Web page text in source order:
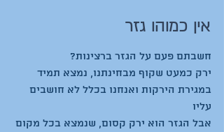
אין כמוהו גזר
חשבתם פעם על הגזר ברצינות?
ירק כמעט שקוף מבחינתנו, נמצא תמיד
במגירת הירקות ואנחנו בכלל לא חושבים
עליו
אבל הגזר הוא ירק קסום, שנמצא בכל מקום